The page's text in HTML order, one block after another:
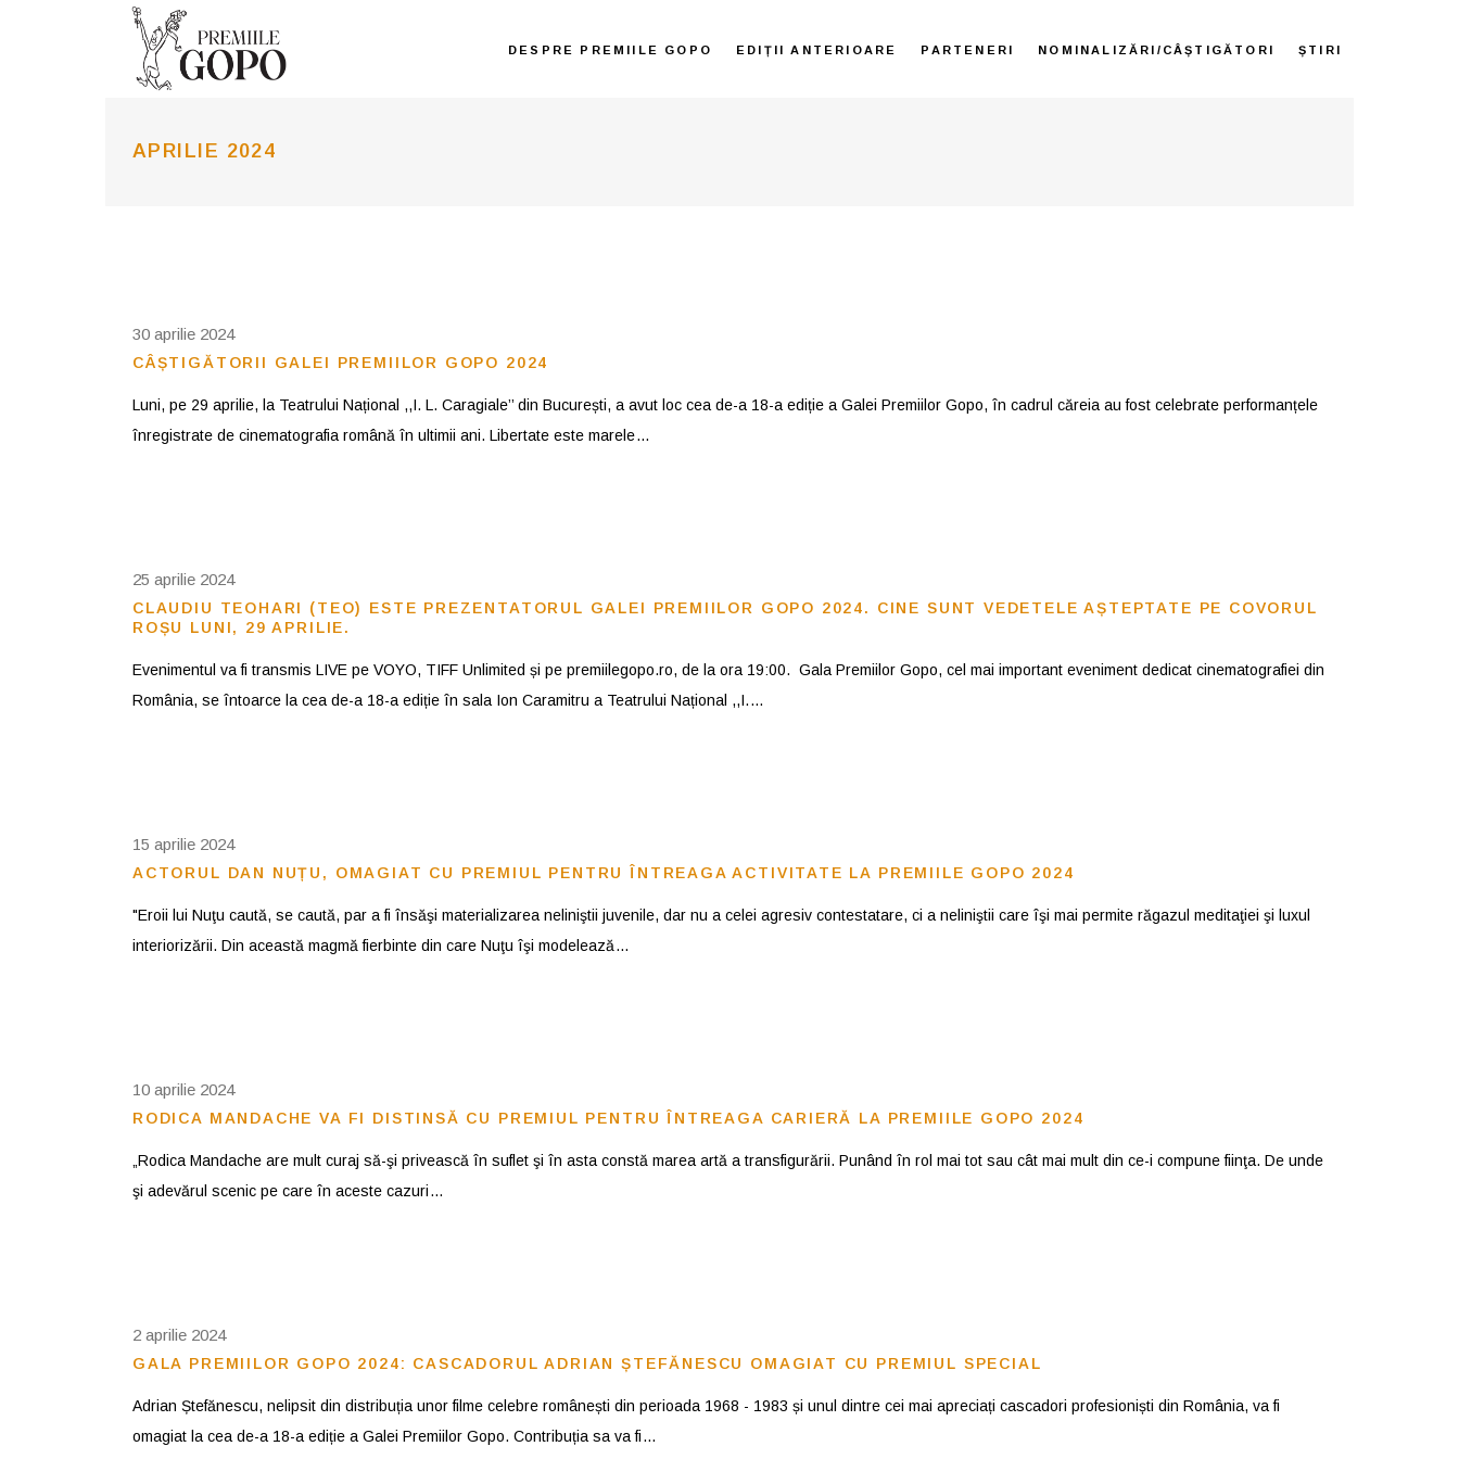
DESPRE PREMIILE GOPO EDIȚII ANTERIOARE PARTENERI NOMINALIZĂRI/CÂȘTIGĂTORI ȘTIRI
APRILIE 2024
30 aprilie 2024
CÂȘTIGĂTORII GALEI PREMIILOR GOPO 2024
Luni, pe 29 aprilie, la Teatrului Național ,,I. L. Caragiale’’ din București, a avut loc cea de-a 18-a ediție a Galei Premiilor Gopo, în cadrul căreia au fost celebrate performanțele
înregistrate de cinematografia română în ultimii ani. Libertate este marele
25 aprilie 2024
CLAUDIU TEOHARI (TEO) ESTE PREZENTATORUL GALEI PREMIILOR GOPO 2024. CINE SUNT VEDETELE AȘTEPTATE PE COVORUL
ROȘU LUNI, 29 APRILIE.
Evenimentul va fi transmis LIVE pe VOYO, TIFF Unlimited și pe premiilegopo.ro, de la ora 19:00. Gala Premiilor Gopo, cel mai important eveniment dedicat cinematografiei din
România, se întoarce la cea de-a 18-a ediție în sala Ion Caramitru a Teatrului Național ,,I.
15 aprilie 2024
ACTORUL DAN NUȚU, OMAGIAT CU PREMIUL PENTRU ÎNTREAGA ACTIVITATE LA PREMIILE GOPO 2024
"Eroii lui Nuţu caută, se caută, par a fi însăşi materializarea neliniştii juvenile, dar nu a celei agresiv contestatare, ci a neliniştii care îşi mai permite răgazul meditaţiei şi luxul
interiorizării. Din această magmă fierbinte din care Nuţu îşi modelează
10 aprilie 2024
RODICA MANDACHE VA FI DISTINSĂ CU PREMIUL PENTRU ÎNTREAGA CARIERĂ LA PREMIILE GOPO 2024
„Rodica Mandache are mult curaj să-şi privească în suflet şi în asta constă marea artă a transfigurării. Punând în rol mai tot sau cât mai mult din ce-i compune fiinţa. De unde
şi adevărul scenic pe care în aceste cazuri
2 aprilie 2024
GALA PREMIILOR GOPO 2024: CASCADORUL ADRIAN ȘTEFĂNESCU OMAGIAT CU PREMIUL SPECIAL
Adrian Ștefănescu, nelipsit din distribuția unor filme celebre românești din perioada 1968 - 1983 și unul dintre cei mai apreciați cascadori profesioniști din România, va fi
omagiat la cea de-a 18-a ediție a Galei Premiilor Gopo. Contribuția sa va fi